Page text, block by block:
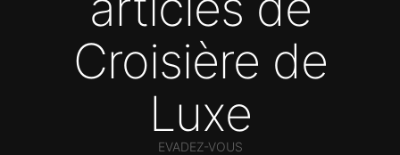
Croisière de
Luxe
EVADEZ-VOUS